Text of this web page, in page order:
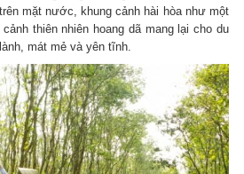
mặt nước, khung cảnh hài hòa như một
thiên nhiên hoang dã mang lại cho du
mát mẻ và yên tĩnh.